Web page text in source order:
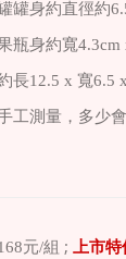
罐身約直徑約
瓶身約寬4.3cm
長12.5 x 寬6.5
工測量，多少
元/組 ; 上市特